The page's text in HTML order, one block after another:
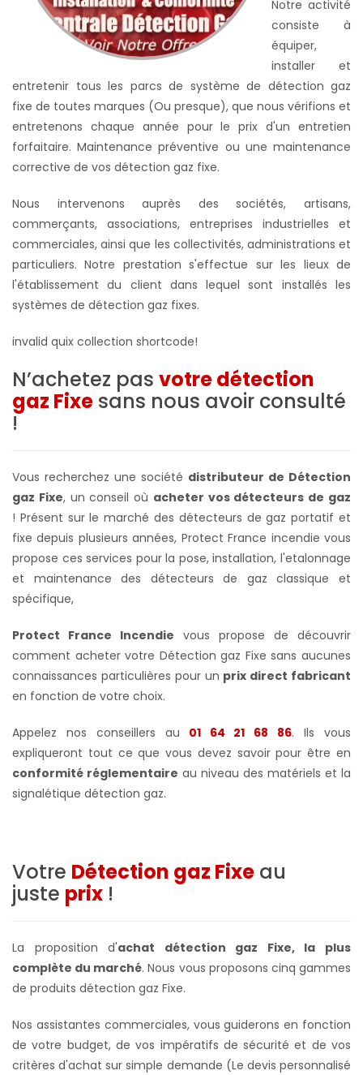
Notre activité
consiste à
équiper,
installer et
entretenir tous les parcs de système de détection gaz
fixe de toutes marques (Ou presque), que nous vérifions et
entretenons chaque année pour le prix d'un entretien
forfaitaire. Maintenance préventive ou une maintenance
corrective de vos détection gaz fixe.
Nous intervenons auprès des sociétés, artisans,
commerçants, associations, entreprises industrielles et
commerciales, ainsi que les collectivités, administrations et
particuliers. Notre prestation s'effectue sur les lieux de
l'établissement du client dans lequel sont installés les
systèmes de détection gaz fixes.
invalid quix collection shortcode!
N’achetez pas votre détection
gaz Fixe sans nous avoir consulté
!
Vous recherchez une société distributeur de Détection
gaz Fixe, un conseil où acheter vos détecteurs de gaz
! Présent sur le marché des détecteurs de gaz portatif et
fixe depuis plusieurs années, Protect France incendie vous
propose ces services pour la pose, installation, l'etalonnage
et maintenance des détecteurs de gaz classique et
spécifique,
Protect France Incendie vous propose de découvrir
comment acheter votre Détection gaz Fixe sans aucunes
connaissances particulières pour un prix direct fabricant
en fonction de votre choix.
Appelez nos conseillers au 01 64 21 68 86. Ils vous
expliqueront tout ce que vous devez savoir pour être en
conformité réglementaire au niveau des matériels et la
signalétique détection gaz.
Votre Détection gaz Fixe au
juste prix !
La proposition d'achat détection gaz Fixe, la plus
complète du marché. Nous vous proposons cinq gammes
de produits détection gaz Fixe.
Nos assistantes commerciales, vous guiderons en fonction
de votre budget, de vos impératifs de sécurité et de vos
critères d'achat sur simple demande (Le devis personnalisé